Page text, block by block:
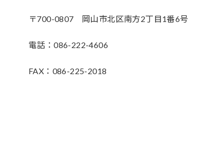
〒700-0807 岡山市北区南方2丁目1番6号
電話：086-222-4606
FAX：086-225-2018